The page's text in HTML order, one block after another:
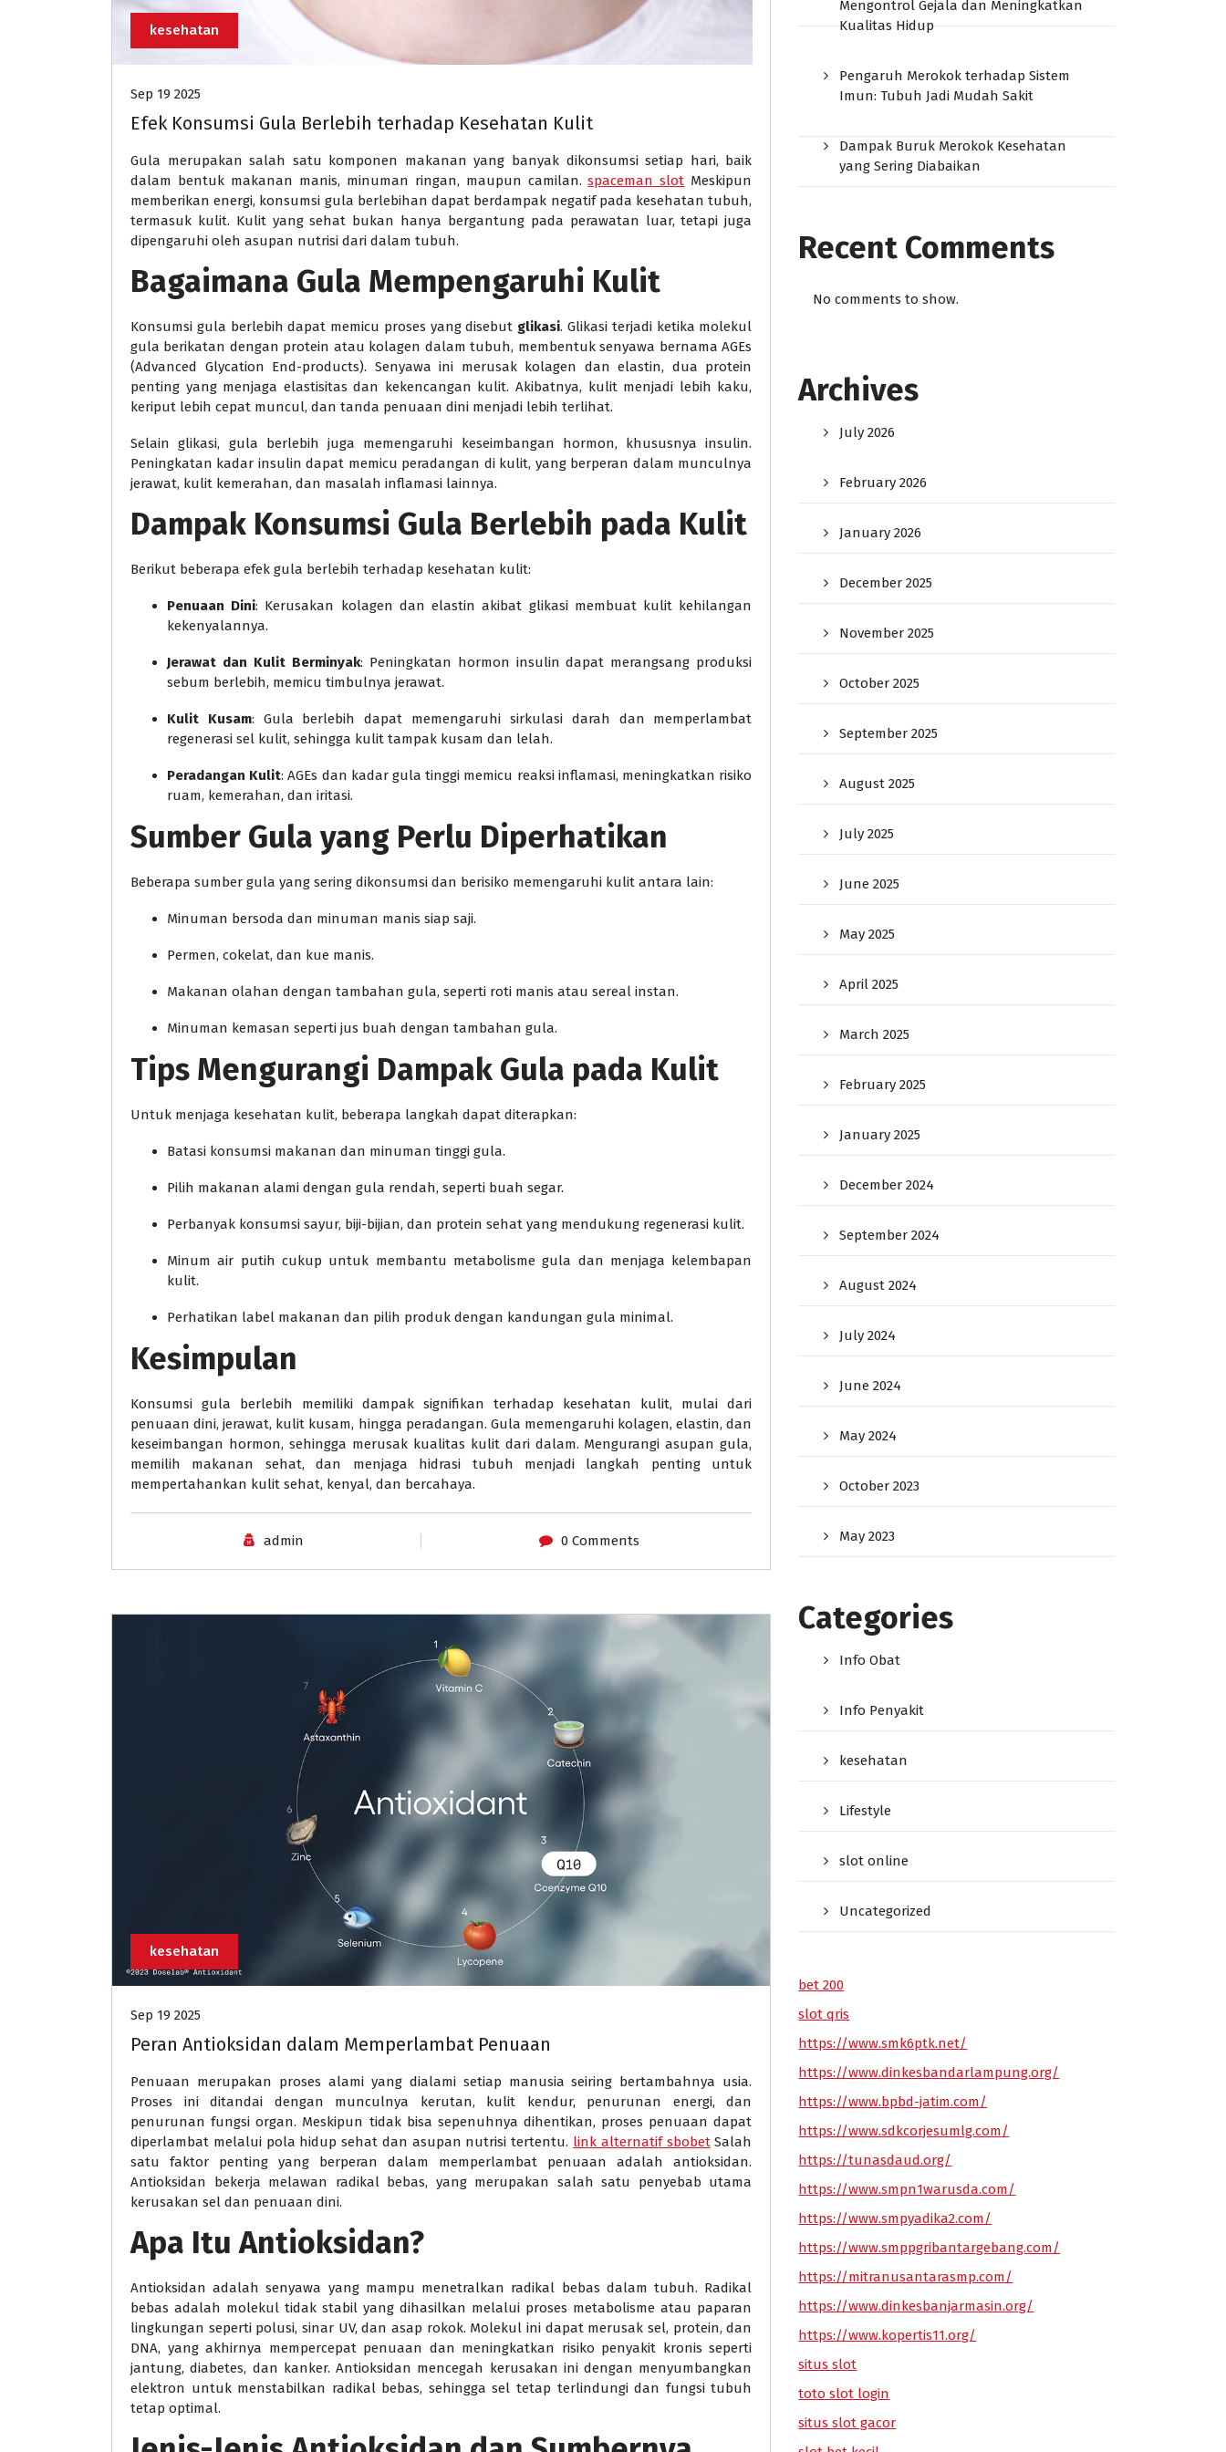
kesehatan
Sep 19 2025
Efek Konsumsi Gula Berlebih terhadap Kesehatan Kulit
Gula merupakan salah satu komponen makanan yang banyak dikonsumsi setiap hari, baik
dalam bentuk makanan manis, minuman ringan, maupun camilan.spaceman slot Meskipun
memberikan energi, konsumsi gula berlebihan dapat berdampak negatif pada kesehatan tubuh,
termasuk kulit. Kulit yang sehat bukan hanya bergantung pada perawatan luar, tetapi juga
dipengaruhi oleh asupan nutrisi dari dalam tubuh.
Bagaimana Gula Mempengaruhi Kulit
Konsumsi gula berlebih dapat memicu proses yang disebut glikasi. Glikasi terjadi ketika molekul
gula berikatan dengan protein atau kolagen dalam tubuh, membentuk senyawa bernama AGEs
(Advanced Glycation End-products). Senyawa ini merusak kolagen dan elastin, dua protein
penting yang menjaga elastisitas dan kekencangan kulit. Akibatnya, kulit menjadi lebih kaku,
keriput lebih cepat muncul, dan tanda penuaan dini menjadi lebih terlihat.
Selain glikasi, gula berlebih juga memengaruhi keseimbangan hormon, khususnya insulin.
Peningkatan kadar insulin dapat memicu peradangan di kulit, yang berperan dalam munculnya
jerawat, kulit kemerahan, dan masalah inflamasi lainnya.
Dampak Konsumsi Gula Berlebih pada Kulit
Berikut beberapa efek gula berlebih terhadap kesehatan kulit:
Penuaan Dini: Kerusakan kolagen dan elastin akibat glikasi membuat kulit kehilangan
kekenyalannya.
Jerawat dan Kulit Berminyak: Peningkatan hormon insulin dapat merangsang produksi
sebum berlebih, memicu timbulnya jerawat.
Kulit Kusam: Gula berlebih dapat memengaruhi sirkulasi darah dan memperlambat
regenerasi sel kulit, sehingga kulit tampak kusam dan lelah.
Peradangan Kulit: AGEs dan kadar gula tinggi memicu reaksi inflamasi, meningkatkan risiko
ruam, kemerahan, dan iritasi.
Sumber Gula yang Perlu Diperhatikan
Beberapa sumber gula yang sering dikonsumsi dan berisiko memengaruhi kulit antara lain:
Minuman bersoda dan minuman manis siap saji.
Permen, cokelat, dan kue manis.
Makanan olahan dengan tambahan gula, seperti roti manis atau sereal instan.
Minuman kemasan seperti jus buah dengan tambahan gula.
Tips Mengurangi Dampak Gula pada Kulit
Untuk menjaga kesehatan kulit, beberapa langkah dapat diterapkan:
Batasi konsumsi makanan dan minuman tinggi gula.
Pilih makanan alami dengan gula rendah, seperti buah segar.
Perbanyak konsumsi sayur, biji-bijian, dan protein sehat yang mendukung regenerasi kulit.
Minum air putih cukup untuk membantu metabolisme gula dan menjaga kelembapan
kulit.
Perhatikan label makanan dan pilih produk dengan kandungan gula minimal.
Kesimpulan
Konsumsi gula berlebih memiliki dampak signifikan terhadap kesehatan kulit, mulai dari
penuaan dini, jerawat, kulit kusam, hingga peradangan. Gula memengaruhi kolagen, elastin, dan
keseimbangan hormon, sehingga merusak kualitas kulit dari dalam. Mengurangi asupan gula,
memilih makanan sehat, dan menjaga hidrasi tubuh menjadi langkah penting untuk
mempertahankan kulit sehat, kenyal, dan bercahaya.
admin 0 Comments
kesehatan
Sep 19 2025
Peran Antioksidan dalam Memperlambat Penuaan
Penuaan merupakan proses alami yang dialami setiap manusia seiring bertambahnya usia.
Proses ini ditandai dengan munculnya kerutan, kulit kendur, penurunan energi, dan
penurunan fungsi organ. Meskipun tidak bisa sepenuhnya dihentikan, proses penuaan dapat
diperlambat melalui pola hidup sehat dan asupan nutrisi tertentu. link alternatif sbobetSalah
satu faktor penting yang berperan dalam memperlambat penuaan adalah antioksidan.
Antioksidan bekerja melawan radikal bebas, yang merupakan salah satu penyebab utama
kerusakan sel dan penuaan dini.
Apa Itu Antioksidan?
Antioksidan adalah senyawa yang mampu menetralkan radikal bebas dalam tubuh. Radikal
bebas adalah molekul tidak stabil yang dihasilkan melalui proses metabolisme atau paparan
lingkungan seperti polusi, sinar UV, dan asap rokok. Molekul ini dapat merusak sel, protein, dan
DNA, yang akhirnya mempercepat penuaan dan meningkatkan risiko penyakit kronis seperti
jantung, diabetes, dan kanker. Antioksidan mencegah kerusakan ini dengan menyumbangkan
elektron untuk menstabilkan radikal bebas, sehingga sel tetap terlindungi dan fungsi tubuh
tetap optimal.
Mengontrol Gejala dan Meningkatkan
Kualitas Hidup
Pengaruh Merokok terhadap Sistem
Imun: Tubuh Jadi Mudah Sakit
Dampak Buruk Merokok Kesehatan
yang Sering Diabaikan
Recent Comments
No comments to show.
Archives
July 2026
February 2026
January 2026
December 2025
November 2025
October 2025
September 2025
August 2025
July 2025
June 2025
May 2025
April 2025
March 2025
February 2025
January 2025
December 2024
September 2024
August 2024
July 2024
June 2024
May 2024
October 2023
May 2023
Categories
Info Obat
Info Penyakit
kesehatan
Lifestyle
slot online
Uncategorized
bet 200
slot qris
https://www.smk6ptk.net/
https://www.dinkesbandarlampung.org/
https://www.bpbd-jatim.com/
https://www.sdkcorjesumlg.com/
https://tunasdaud.org/
https://www.smpn1warusda.com/
https://www.smpyadika2.com/
https://www.smppgribantargebang.com/
https://mitranusantarasmp.com/
https://www.dinkesbanjarmasin.org/
https://www.kopertis11.org/
situs slot
toto slot login
situs slot gacor